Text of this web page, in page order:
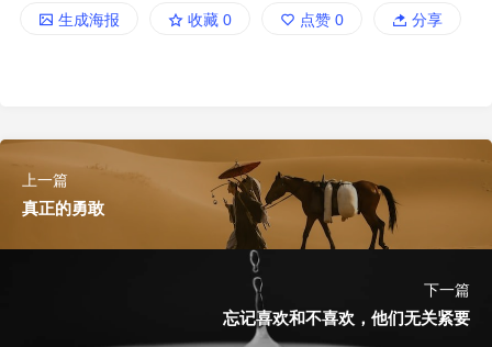
生成海报 收藏 0 点赞 0 分享
上一篇
真正的勇敢
下一篇
忘记喜欢和不喜欢，他们无关紧要